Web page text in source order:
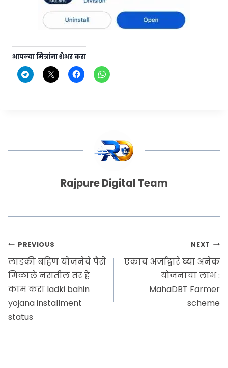
आपल्या मित्रांना शेअर करा
Rajpure Digital Team
PREVIOUS
लाडकी बहिण योजनेचे पैसे
मिळाले नसतील तर हे
काम करा ladki bahin
yojana installment
status
NEXT
एकाच अर्जाद्वारे घ्या अनेक
योजनांचा लाभ :
MahaDBT Farmer
scheme